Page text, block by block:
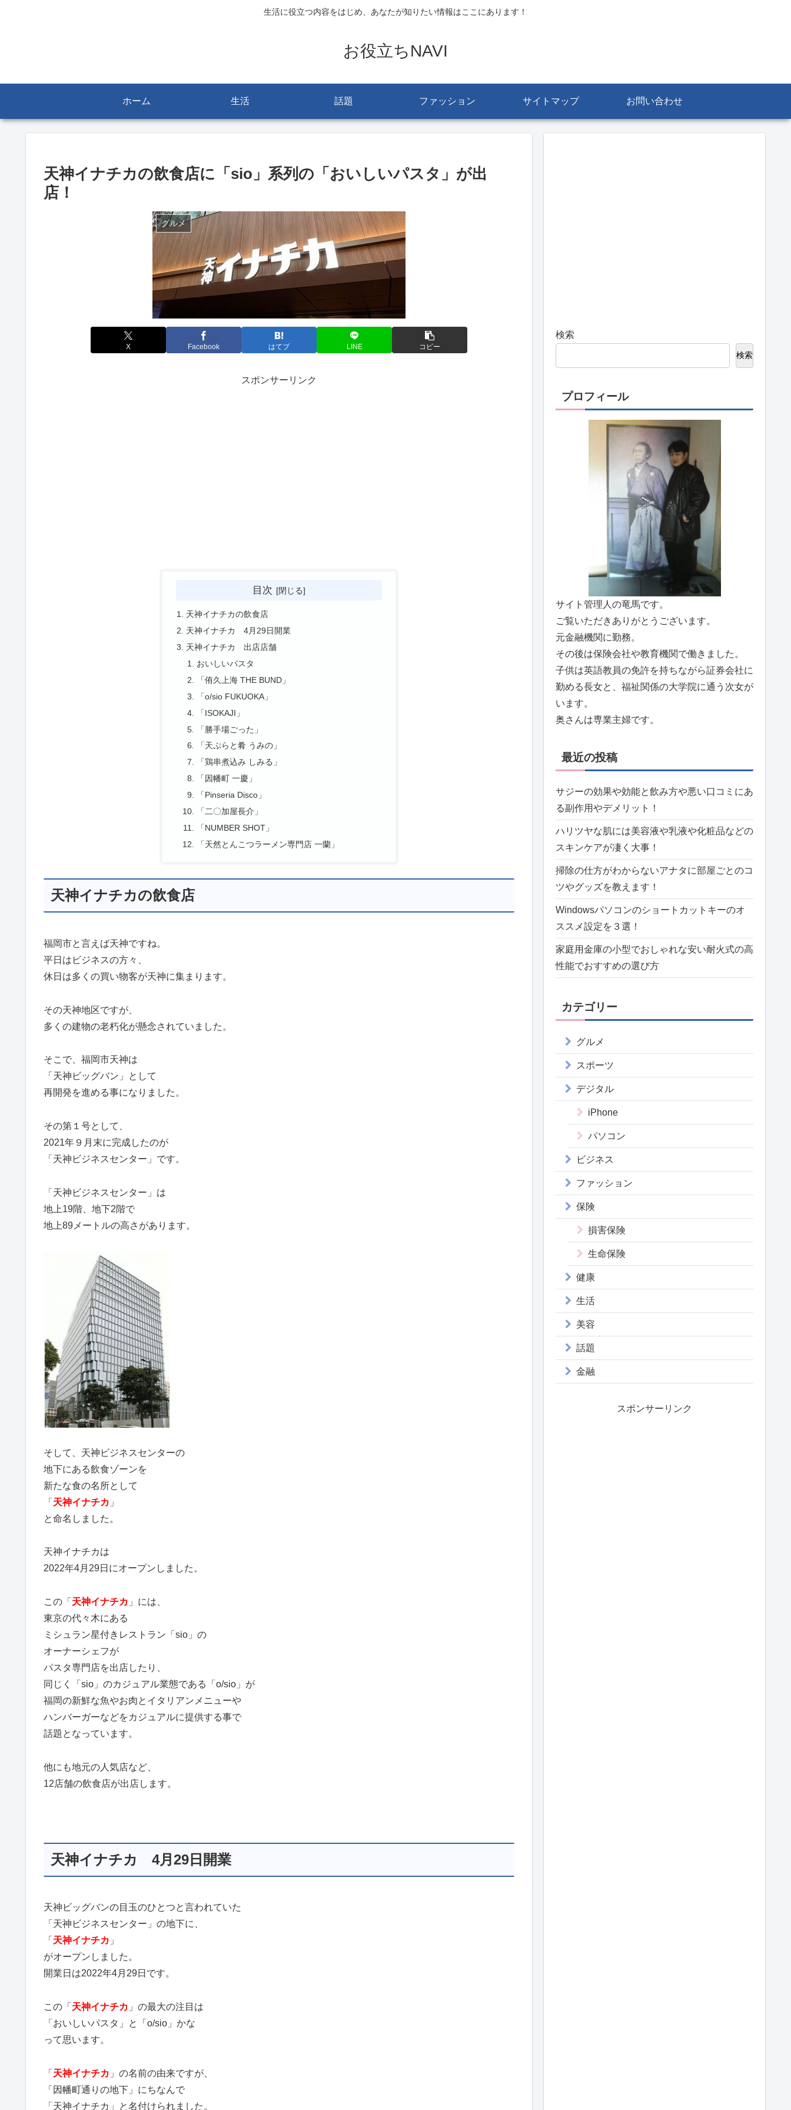
生活に役立つ内容をはじめ、あなたが知りたい情報はここにあります！
お役立ちNAVI
ホーム 生活 話題 ファッション サイトマップ お問い合わせ
天神イナチカの飲食店に「sio」系列の「おいしいパスタ」が出
店！
グルメ
X Facebook はてブ LINE コピー
スポンサーリンク
目次
天神イナチカの飲食店
天神イナチカ 4月29日開業
天神イナチカ 出店店舗
おいしいパスタ
「侑久上海 THE BUND」
「o/sio FUKUOKA」
「ISOKAJI」
「勝手場ごった」
「天ぷらと肴 うみの」
「鶏串煮込み しみる」
「因幡町 一慶」
「Pinseria Disco」
「二〇加屋長介」
「NUMBER SHOT」
「天然とんこつラーメン専門店 一蘭」
天神イナチカの飲食店
福岡市と言えば天神ですね。
平日はビジネスの方々、
休日は多くの買い物客が天神に集まります。
その天神地区ですが、
多くの建物の老朽化が懸念されていました。
そこで、福岡市天神は
「天神ビッグバン」として
再開発を進める事になりました。
その第１号として、
2021年９月末に完成したのが
「天神ビジネスセンター」です。
「天神ビジネスセンター」は
地上19階、地下2階で
地上89メートルの高さがあります。
そして、天神ビジネスセンターの
地下にある飲食ゾーンを
新たな食の名所として
「 天神イナチカ 」
と命名しました。
天神イナチカは
2022年4月29日にオープンしました。
この「 天神イナチカ 」には、
東京の代々木にある
ミシュラン星付きレストラン「sio」の
オーナーシェフが
パスタ専門店を出店したり、
同じく「sio」のカジュアル業態である「o/sio」が
福岡の新鮮な魚やお肉とイタリアンメニューや
ハンバーガーなどをカジュアルに提供する事で
話題となっています。
他にも地元の人気店など、
12店舗の飲食店が出店します。
天神イナチカ 4月29日開業
天神ビッグバンの目玉のひとつと言われていた
「天神ビジネスセンター」の地下に、
「 天神イナチカ 」
がオープンしました。
開業日は2022年4月29日です。
この「 天神イナチカ 」の最大の注目は
「おいしいパスタ」と「o/sio」かな
って思います。
「 天神イナチカ 」の名前の由来ですが、
「因幡町通りの地下」にちなんで
「天神イナチカ」と名付けられました。
検索
検索
プロフィール
サイト管理人の竜馬です。
ご覧いただきありがとうございます。
元金融機関に勤務。
その後は保険会社や教育機関で働きました。
子供は英語教員の免許を持ちながら証券会社に
勤める長女と、福祉関係の大学院に通う次女が
います。
奥さんは専業主婦です。
最近の投稿
サジーの効果や効能と飲み方や悪い口コミにあ
る副作用やデメリット！
ハリツヤな肌には美容液や乳液や化粧品などの
スキンケアが凄く大事！
掃除の仕方がわからないアナタに部屋ごとのコ
ツやグッズを教えます！
Windowsパソコンのショートカットキーのオ
ススメ設定を３選！
家庭用金庫の小型でおしゃれな安い耐火式の高
性能でおすすめの選び方
カテゴリー
グルメ
スポーツ
デジタル
iPhone
パソコン
ビジネス
ファッション
保険
損害保険
生命保険
健康
生活
美容
話題
金融
スポンサーリンク